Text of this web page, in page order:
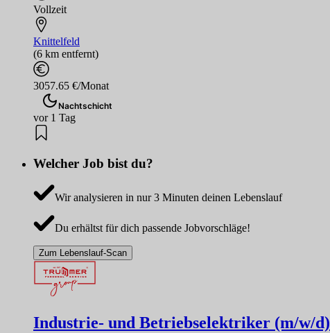
Vollzeit
Knittelfeld
(6 km entfernt)
3057.65 €/Monat
Nachtschicht
vor 1 Tag
Welcher Job bist du?
Wir analysieren in nur 3 Minuten deinen Lebenslauf
Du erhältst für dich passende Jobvorschläge!
Zum Lebenslauf-Scan
Industrie- und Betriebselektriker (m/w/d)